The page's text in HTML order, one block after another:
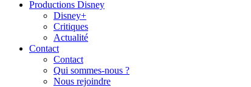
Productions Disney
Disney+
Critiques
Actualité
Contact
Contact
Qui sommes-nous ?
Nous rejoindre